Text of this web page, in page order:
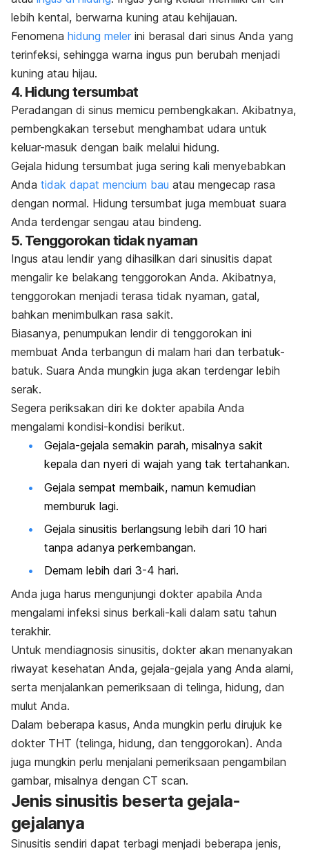
lebih kental, berwarna kuning atau kehijauan.
Fenomena hidung meler ini berasal dari sinus Anda yang
terinfeksi, sehingga warna ingus pun berubah menjadi
kuning atau hijau.
4. Hidung tersumbat
Peradangan di sinus memicu pembengkakan. Akibatnya,
pembengkakan tersebut menghambat udara untuk
keluar-masuk dengan baik melalui hidung.
Gejala hidung tersumbat juga sering kali menyebabkan
Anda tidak dapat mencium bau atau mengecap rasa
dengan normal. Hidung tersumbat juga membuat suara
Anda terdengar sengau atau bindeng.
5. Tenggorokan tidak nyaman
Ingus atau lendir yang dihasilkan dari sinusitis dapat
mengalir ke belakang tenggorokan Anda. Akibatnya,
tenggorokan menjadi terasa tidak nyaman, gatal,
bahkan menimbulkan rasa sakit.
Biasanya, penumpukan lendir di tenggorokan ini
membuat Anda terbangun di malam hari dan terbatuk-
batuk. Suara Anda mungkin juga akan terdengar lebih
serak.
Segera periksakan diri ke dokter apabila Anda
mengalami kondisi-kondisi berikut.
Gejala-gejala semakin parah, misalnya sakit
kepala dan nyeri di wajah yang tak tertahankan.
Gejala sempat membaik, namun kemudian
memburuk lagi.
Gejala sinusitis berlangsung lebih dari 10 hari
tanpa adanya perkembangan.
Demam lebih dari 3-4 hari.
Anda juga harus mengunjungi dokter apabila Anda
mengalami infeksi sinus berkali-kali dalam satu tahun
terakhir.
Untuk mendiagnosis sinusitis, dokter akan menanyakan
riwayat kesehatan Anda, gejala-gejala yang Anda alami,
serta menjalankan pemeriksaan di telinga, hidung, dan
mulut Anda.
Dalam beberapa kasus, Anda mungkin perlu dirujuk ke
dokter THT (telinga, hidung, dan tenggorokan). Anda
juga mungkin perlu menjalani pemeriksaan pengambilan
gambar, misalnya dengan CT scan.
Jenis sinusitis beserta gejala-
gejalanya
Sinusitis sendiri dapat terbagi menjadi beberapa jenis,